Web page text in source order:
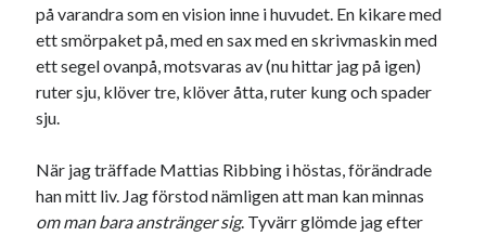
på varandra som en vision inne i huvudet. En kikare med
ett smörpaket på, med en sax med en skrivmaskin med
ett segel ovanpå, motsvaras av (nu hittar jag på igen)
ruter sju, klöver tre, klöver åtta, ruter kung och spader
sju.
När jag träffade Mattias Ribbing i höstas, förändrade
han mitt liv. Jag förstod nämligen att man kan minnas
om man bara anstränger sig. Tyvärr glömde jag efter